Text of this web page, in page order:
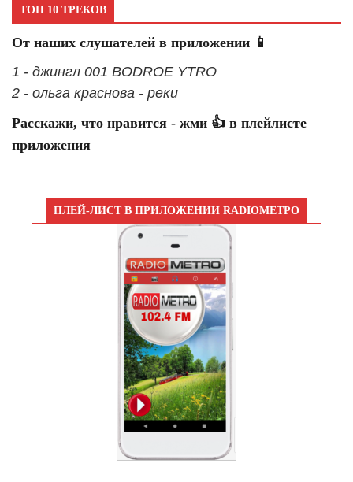
ТОП 10 ТРЕКОВ
От наших слушателей в приложении 📱
1 - джингл 001 BODROE YTRO
2 - ольга краснова - реки
Расскажи, что нравится - жми 👍 в плейлисте
приложения
ПЛЕЙ-ЛИСТ В ПРИЛОЖЕНИИ RADIOМЕТРО